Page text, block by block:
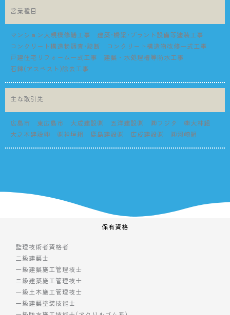
営業種目
マンション大規模修繕工事 建築･橋梁･プラント設備等塗装工事
コンクリート構造物調査･診断 コンクリート構造物改修一式工事
戸建住宅リフォーム一式工事 建築・水処理槽等防水工事
石綿(アスベスト)除去工事
主な取引先
広島市 東広島市 大成建設㈱ 五洋建設㈱ ㈱フジタ ㈱大林組
大之木建設㈱ ㈱神垣組 鹿島建設㈱ 広成建設㈱ ㈱河崎組
保有資格
監理技術者資格者
二級建築士
一級建築施工管理技士
二級建築施工管理技士
一級土木施工管理技士
一級建築塗装技能士